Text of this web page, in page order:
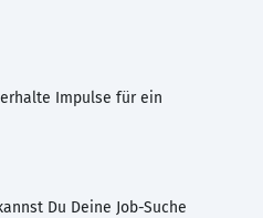
Impulse für ein
Du Deine Job-Suche